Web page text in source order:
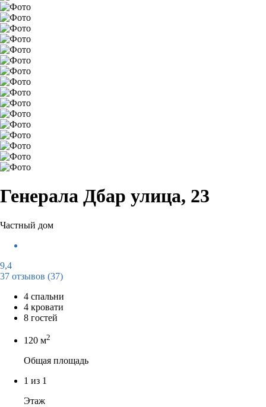
Генерала Дбар улица, 23
Частный дом
9,4
37 отзывов (37)
4 спальни
4 кровати
8 гостей
120 м2
Общая площадь
1 из 1
Этаж